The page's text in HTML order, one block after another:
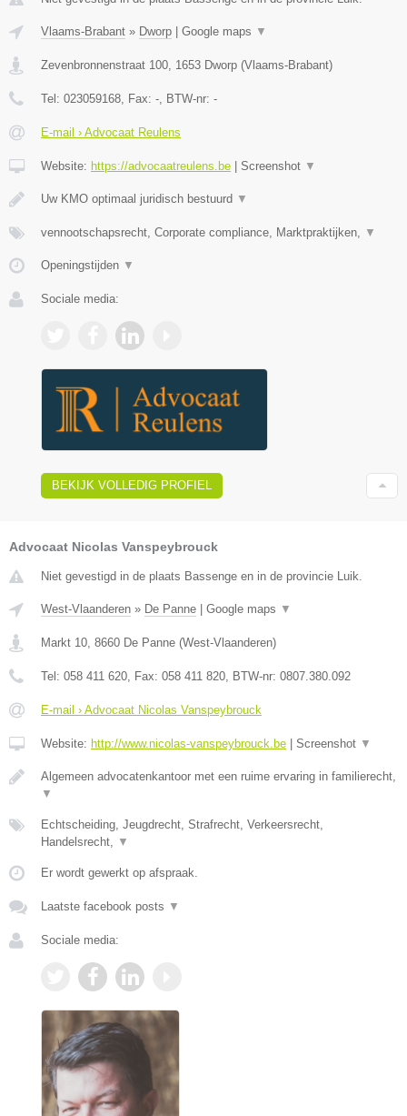
Vlaams-Brabant » Dworp Google maps ▼
Zevenbronnenstraat 100 1653 Dworp (Vlaams-Brabant)
Tel: 023059168 , Fax: - , BTW-nr: -
E-mail › Advocaat Reulens
Website: https://advocaatreulens.be Screenshot ▼
Uw KMO optimaal juridisch bestuurd ▼
vennootschapsrecht, Corporate compliance, Marktpraktijken, ▼
Openingstijden ▼
Sociale media:
BEKIJK VOLLEDIG PROFIEL
Advocaat Nicolas Vanspeybrouck
Niet gevestigd in de plaats Bassenge en in de provincie Luik.
West-Vlaanderen » De Panne Google maps ▼
Markt 10, 8660 De Panne (West-Vlaanderen)
Tel: 058 411 620, Fax: 058 411 820, BTW-nr: 0807.380.092
E-mail › Advocaat Nicolas Vanspeybrouck
Website: http://www.nicolas-vanspeybrouck.be Screenshot ▼
Algemeen advocatenkantoor met een ruime ervaring in familierecht,
▼
Echtscheiding, Jeugdrecht, Strafrecht, Verkeersrecht,
Handelsrecht, ▼
Er wordt gewerkt op afspraak.
Laatste facebook posts ▼
Sociale media: